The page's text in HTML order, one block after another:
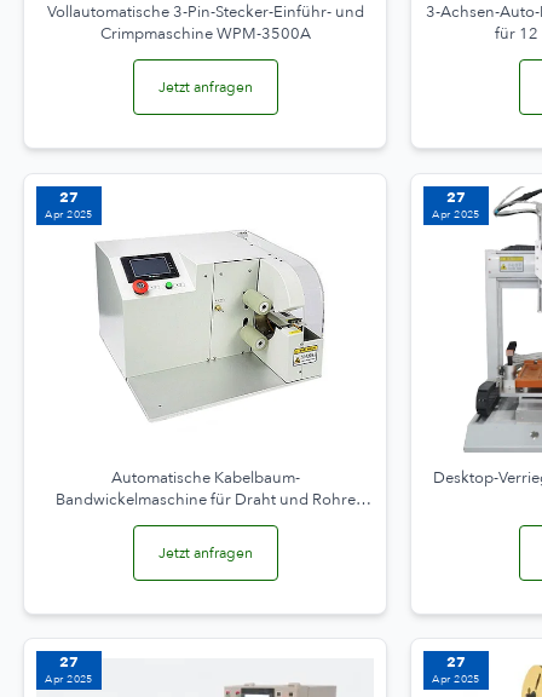
Vollautomatische 3-Pin-Stecker-Einführ- und
Crimpmaschine WPM-3500A
Jetzt anfragen
3-Achsen-
für 12
27
Apr 2025
Automatische Kabelbaum-
Bandwickelmaschine für Draht und Rohre
WPM-303A
Jetzt anfragen
27
Apr 2025
Desktop-
27
Apr 2025
27
Apr 2025